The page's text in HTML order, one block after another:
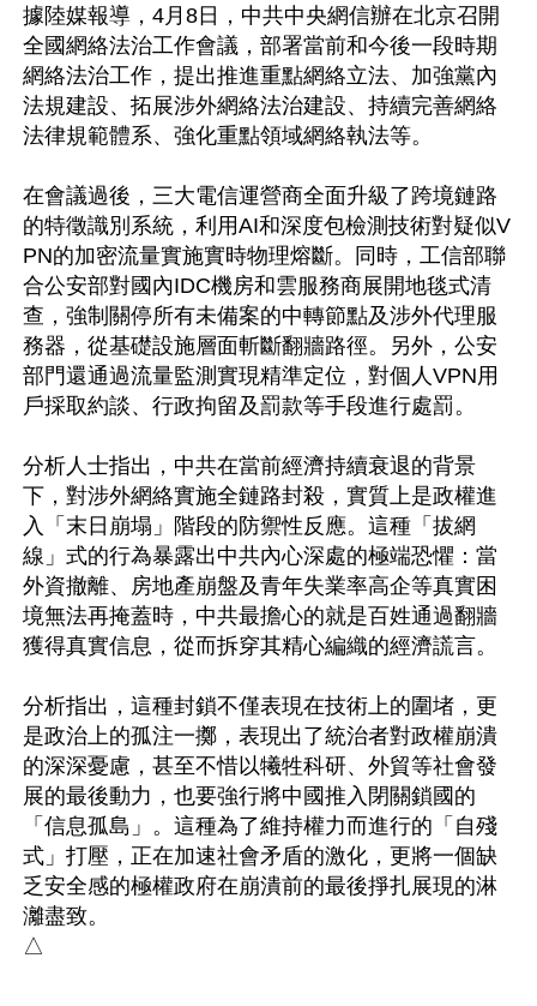
據陸媒報導，4月8日，中共中央網信辦在北京召開
全國網絡法治工作會議，部署當前和今後一段時期
網絡法治工作，提出推進重點網絡立法、加強黨內
法規建設、拓展涉外網絡法治建設、持續完善網絡
法律規範體系、強化重點領域網絡執法等。
在會議過後，三大電信運營商全面升級了跨境鏈路
的特徵識別系統，利用AI和深度包檢測技術對疑似V
PN的加密流量實施實時物理熔斷。同時，工信部聯
合公安部對國內IDC機房和雲服務商展開地毯式清
查，強制關停所有未備案的中轉節點及涉外代理服
務器，從基礎設施層面斬斷翻牆路徑。另外，公安
部門還通過流量監測實現精準定位，對個人VPN用
戶採取約談、行政拘留及罰款等手段進行處罰。
分析人士指出，中共在當前經濟持續衰退的背景
下，對涉外網絡實施全鏈路封殺，實質上是政權進
入「末日崩塌」階段的防禦性反應。這種「拔網
線」式的行為暴露出中共內心深處的極端恐懼：當
外資撤離、房地產崩盤及青年失業率高企等真實困
境無法再掩蓋時，中共最擔心的就是百姓通過翻牆
獲得真實信息，從而拆穿其精心編織的經濟謊言。
分析指出，這種封鎖不僅表現在技術上的圍堵，更
是政治上的孤注一擲，表現出了統治者對政權崩潰
的深深憂慮，甚至不惜以犧牲科研、外貿等社會發
展的最後動力，也要強行將中國推入閉關鎖國的
「信息孤島」。這種為了維持權力而進行的「自殘
式」打壓，正在加速社會矛盾的激化，更將一個缺
乏安全感的極權政府在崩潰前的最後掙扎展現的淋
灕盡致。